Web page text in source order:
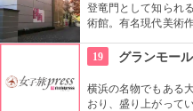
登竜門として知られ
術館。有名現代美術
休めるのもいかが？
19 グランモー
横浜の名物でもある
おり、盛り上がって